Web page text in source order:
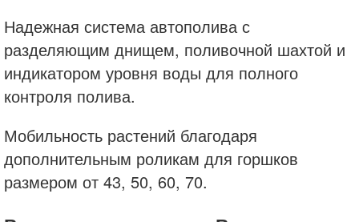
Надежная система автополива с
разделяющим днищем, поливочной шахтой и
индикатором уровня воды для полного
контроля полива.
Мобильность растений благодаря
дополнительным роликам для горшков
размером от 43, 50, 60, 70.